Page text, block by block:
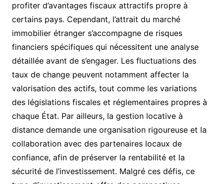
profiter d’avantages fiscaux attractifs propre à
certains pays. Cependant, l’attrait du marché
immobilier étranger s’accompagne de risques
financiers spécifiques qui nécessitent une analyse
détaillée avant de s’engager. Les fluctuations des
taux de change peuvent notamment affecter la
valorisation des actifs, tout comme les variations
des législations fiscales et réglementaires propres à
chaque État. Par ailleurs, la gestion locative à
distance demande une organisation rigoureuse et la
collaboration avec des partenaires locaux de
confiance, afin de préserver la rentabilité et la
sécurité de l’investissement. Malgré ces défis, ce